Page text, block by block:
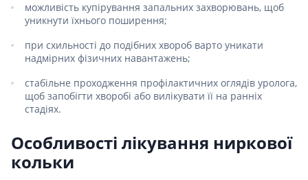
можливість купірування запальних захворювань, щоб
уникнути їхнього поширення;
при схильності до подібних хвороб варто уникати
надмірних фізичних навантажень;
стабільне проходження профілактичних оглядів уролога,
щоб запобігти хворобі або вилікувати її на ранніх
стадіях.
Особливості лікування ниркової
кольки